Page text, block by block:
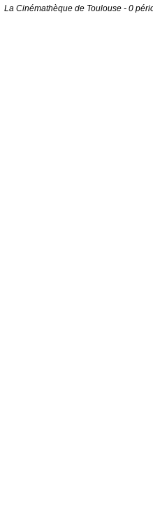
La Cinémathèque de Toulouse - 0